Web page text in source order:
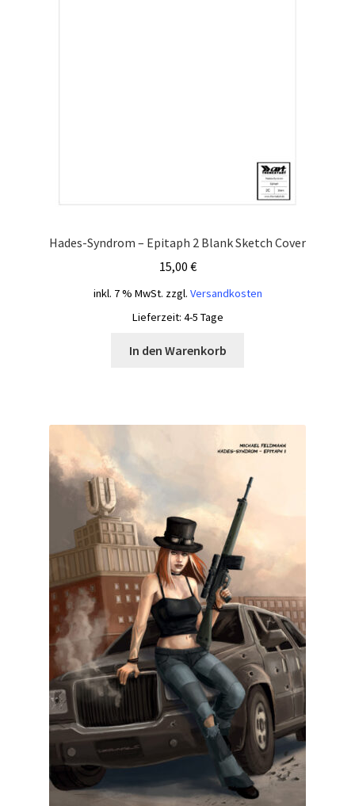
Hades-Syndrom – Epitaph 2 Blank Sketch Cover
15,00 €
inkl. 7 % MwSt. zzgl. Versandkosten
Lieferzeit: 4-5 Tage
In den Warenkorb